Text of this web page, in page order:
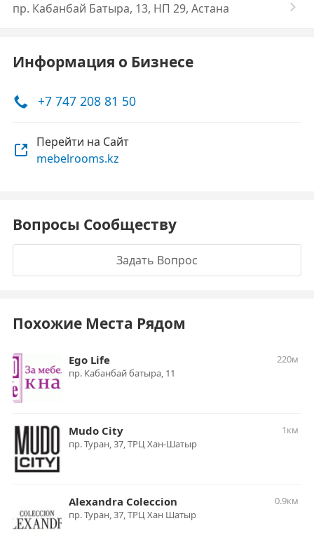
пр. Кабанбай Батыра, 13, НП 29, Астана
Информация о Бизнесе
+7 747 208 81 50
Перейти на Сайт
mebelrooms.kz
Вопросы Сообществу
Задать Вопрос
Похожие Места Рядом
Ego Life
220м
пр. Кабанбай батыра, 11
Mudo City
1км
пр. Туран, 37, ТРЦ Хан-Шатыр
Alexandra Coleccion
0.9км
пр. Туран, 37, ТРЦ Хан Шатыр